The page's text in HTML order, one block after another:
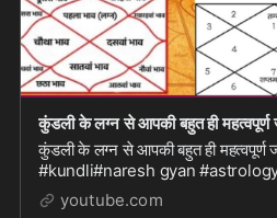
कुंडली के लग्न से आपकी बहुत ही महत्वपूर्ण
#kundli#naresh gyan
ही महत्वपूर्ण जानकारी।# लग्न
youtube.com